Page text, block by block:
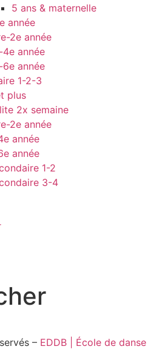
5 ans & maternelle
année
2e année
4e année
6e année
1-2-3
plus
2x semaine
2e année
année
année
1-2
3-4
– EDDB | École de danse